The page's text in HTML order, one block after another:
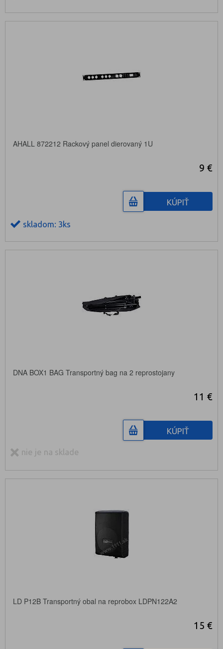
AHALL 872212 Rackový panel dierovaný 1U
9 €
KÚPIŤ
skladom: 3ks
DNA BOX1 BAG Transportný bag na 2 reprostojany
11 €
KÚPIŤ
nie je na sklade
LD P12B Transportný obal na reprobox LDPN122A2
15 €